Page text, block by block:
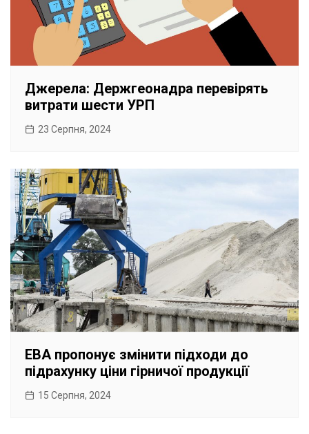
Джерела: Держгеонадра перевірять
витрати шести УРП
23 Серпня, 2024
EBA пропонує змінити підходи до
підрахунку ціни гірничої продукції
15 Серпня, 2024